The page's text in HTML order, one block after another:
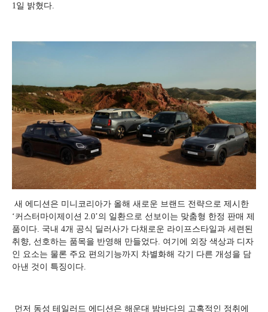
1일 밝혔다.
새 에디션은 미니코리아가 올해 새로운 브랜드 전략으로 제시한
‘커스터마이제이션 2.0’의 일환으로 선보이는 맞춤형 한정 판매 제
품이다. 국내 4개 공식 딜러사가 다채로운 라이프스타일과 세련된
취향, 선호하는 품목을 반영해 만들었다. 여기에 외장 색상과 디자
인 요소는 물론 주요 편의기능까지 차별화해 각기 다른 개성을 담
아낸 것이 특징이다.
먼저 동성 테일러드 에디션은 해운대 밤바다의 고혹적인 정취에